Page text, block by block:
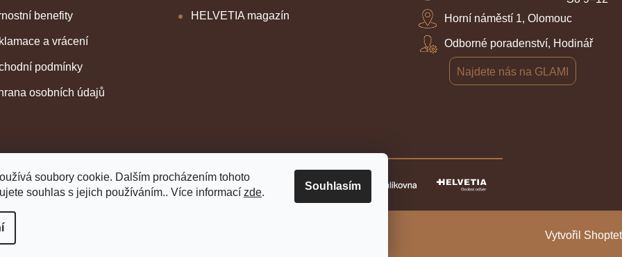
soubory cookie. Dalším procházením tohoto
souhlas s jejich používáním.. Více informací zde.
Souhlasím
benefity
a vrácení
podmínky
osobních údajů
HELVETIA magazín
Horní náměstí 1, Olomouc
Odborné poradenství, Hodinář
Najdete nás na GLAMI
Vytvořil Shoptet